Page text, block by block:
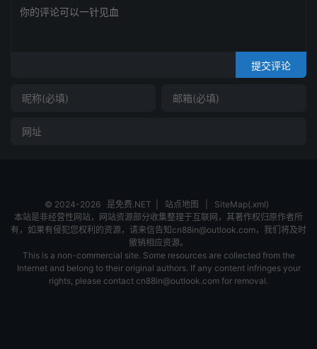
提交评论
© 2024-2026 是免费.NET 站点地图
SiteMap(.xml)
本站是非经营性网站，网站资源部分收集整理于互联网，其著作权归原作者所
有，如果有侵犯您权利的资源，请来信告知cn88in@outlook.com，我们将及时
撤销相应资源。
This is a non-commercial site. Some resources are collected from the
Internet and belong to their original authors. If any content infringes your
rights, please contact cn88in@outlook.com for removal.